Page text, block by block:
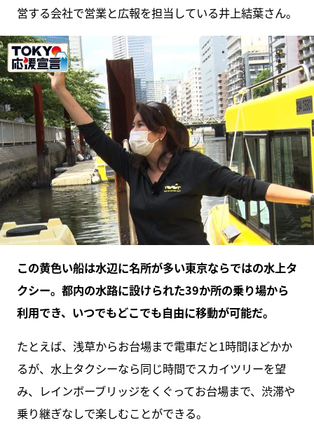
営する会社で営業と広報を担当している井上結葉さん。
この黄色い船は水辺に名所が多い東京ならではの水上タ
クシー。都内の水路に設けられた39か所の乗り場から
利用でき、いつでもどこでも自由に移動が可能だ。
たとえば、浅草からお台場まで電車だと1時間ほどかか
るが、水上タクシーなら同じ時間でスカイツリーを望
み、レインボーブリッジをくぐってお台場まで、渋滞や
乗り継ぎなしで楽しむことができる。